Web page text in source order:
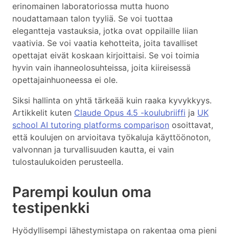
erinomainen laboratoriossa mutta huono
noudattamaan talon tyyliä. Se voi tuottaa
elegantteja vastauksia, jotka ovat oppilaille liian
vaativia. Se voi vaatia kehotteita, joita tavalliset
opettajat eivät koskaan kirjoittaisi. Se voi toimia
hyvin vain ihanneolosuhteissa, joita kiireisessä
opettajainhuoneessa ei ole.
Siksi hallinta on yhtä tärkeää kuin raaka kyvykkyys.
Artikkelit kuten Claude Opus 4.5 -koulubriiffi ja UK
school AI tutoring platforms comparison osoittavat,
että koulujen on arvioitava työkaluja käyttöönoton,
valvonnan ja turvallisuuden kautta, ei vain
tulostaulukoiden perusteella.
Parempi koulun oma
testipenkki
Hyödyllisempi lähestymistapa on rakentaa oma pieni